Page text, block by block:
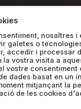
47'
cop més
nosaltres i
galetes o
accedir i processar
la vostra visita a
vostre consentiment
dades basat en un
mitjançant la
de les cookies